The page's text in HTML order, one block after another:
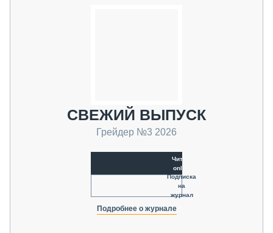
СВЕЖИЙ ВЫПУСК
Грейдер №3 2026
Читать
online
Подписка
на
журнал
Подробнее о журнале